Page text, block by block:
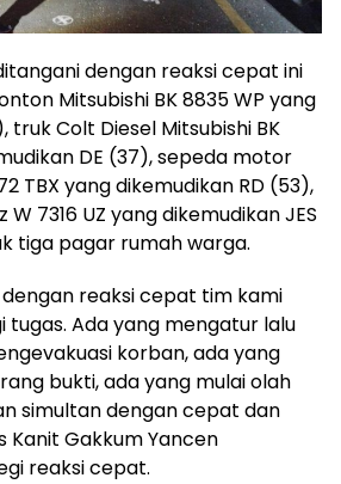
dengan reaksi cepat ini
Mitsubishi BK 8835 WP yang
truk Colt Diesel Mitsubishi BK
DE (37), sepeda motor
TBX yang dikemudikan RD (53),
7316 UZ yang dikemudikan JES
tiga pagar rumah warga.
dengan reaksi cepat tim kami
tugas. Ada yang mengatur lalu
korban, ada yang
bukti, ada yang mulai olah
simultan dengan cepat dan
Kanit Gakkum Yancen
reaksi cepat.